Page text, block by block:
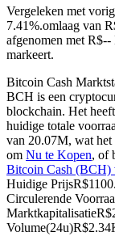
Futures met
Kopiëren
Sluit je aan bij
Vergeleken met
7.41%.omlaag van
afgenomen met
markeert.
Bitcoin Cash
BCH is een
blockchain. Het
huidige totale
van 20.07M, wat
om Nu te Kopen, of
Bitcoin Cash (BCH)
Huidige PrijsR$
Circulerende
MarktkapitalisatieR$
Volume(24u)R$